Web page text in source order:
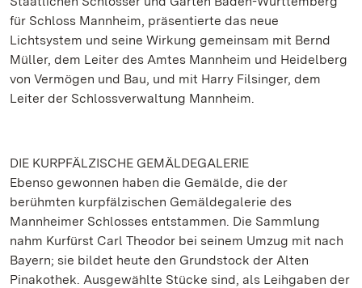
für Schloss Mannheim, präsentierte das neue
Lichtsystem und seine Wirkung gemeinsam mit Bernd
Müller, dem Leiter des Amtes Mannheim und Heidelberg
von Vermögen und Bau, und mit Harry Filsinger, dem
Leiter der Schlossverwaltung Mannheim.
DIE KURPFÄLZISCHE GEMÄLDEGALERIE
Ebenso gewonnen haben die Gemälde, die der
berühmten kurpfälzischen Gemäldegalerie des
Mannheimer Schlosses entstammen. Die Sammlung
nahm Kurfürst Carl Theodor bei seinem Umzug mit nach
Bayern; sie bildet heute den Grundstock der Alten
Pinakothek. Ausgewählte Stücke sind, als Leihgaben der